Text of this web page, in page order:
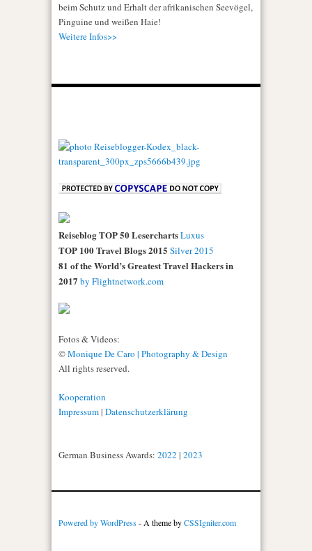
beim Schutz und Erhalt der afrikanischen Seevögel,
Pinguine und weißen Haie!
Weitere Infos>>
Reiseblog TOP 50 LeserchartsLuxus
TOP 100 Travel Blogs 2015 Silver 2015
81 of the World’s Greatest Travel Hackers in
2017 by Flightnetwork.com
Fotos & Videos:
©Monique De Caro | Photography & Design
All rights reserved.
Kooperation
Impressum| Datenschutzerklärung
German Business Awards: 2022 | 2023
Powered by WordPress- A theme byCSSIgniter.com